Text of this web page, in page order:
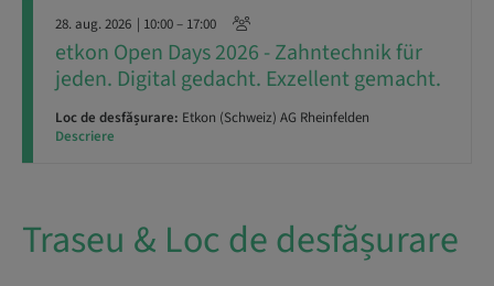
28. aug. 2026 | 10:00 – 17:00
​​etkon Open Days 2026 - Zahntechnik für
jeden. Digital gedacht. Exzellent gemacht.
Loc de desfășurare: Etkon (Schweiz) AG Rheinfelden
Descriere
Traseu & Loc de desfășurare